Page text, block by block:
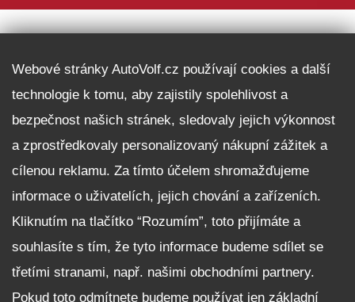
Fleet program Škoda
Nabídka zaměstnání
Facebook
Reklamační řád
Zásady zpracování osobních údajů pro zákazníky
Upozornění pro věřitele a společníky na jejich práva
Nastavení cookies
Webové stránky AutoVolf.cz používají cookies a další
technologie k tomu, aby zajistily spolehlivost a
bezpečnost našich stránek, sledovaly jejich výkonnost
a zprostředkovaly personalizovaný nákupní zážitek a
cílenou reklamu. Za tímto účelem shromažďujeme
informace o uživatelích, jejich chování a zařízeních.
Kliknutím na tlačítko “Rozumím”, toto přijímáte a
souhlasíte s tím, že tyto informace budeme sdílet se
třetími stranami, např. našimi obchodními partnery.
Pokud toto odmítnete budeme používat jen základní